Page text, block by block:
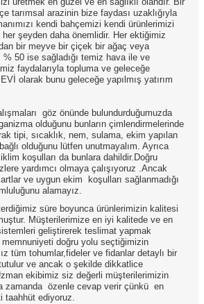
tarımsal arazinin bize faydası uzaklığıyla
kendi bahçemizi kendi ürünlerimizi
şeyden daha önemlidir. Her ektiğimiz
bir meyve bir çiçek bir ağaç veya
50 ise sağladığı temiz hava ile ve
faydalarıyla topluma ve geleceğe
olarak bunu geleceğe yapılmış yatırım
göz önünde bulundurduğumuzda
olduğunu bunların çimlendirmelerinde
tipi, sıcaklık, nem, sulama, ekim yapılan
olduğunu lütfen unutmayalım. Ayrıca
koşulları da bunlara dahildir.Doğru
yardımcı olmaya çalışıyoruz .Ancak
ve uygun ekim koşulları sağlanmadığı
alamayız.
süre boyunca ürünlerimizin kalitesi
Müşterilerimize en iyi kalitede ve en
geliştirerek teslimat yapmak
memnuniyeti doğru yolu seçtiğimizin
tüm tohumlar,fideler ve fidanlar detaylı bir
ve ancak o şekilde dikkatlice
ekibimiz siz değerli müşterilerimizin
zamanda özenle cevap verir çünkü en
taahhüt ediyoruz.